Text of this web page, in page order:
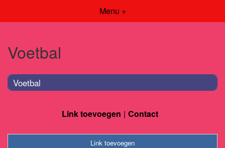
Menu +
Voetbal
Voetbal
Link toevoegen Contact
Link toevoegen